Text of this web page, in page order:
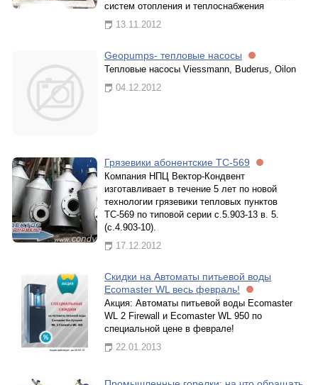
систем отопления и теплоснабжения
13.11.2012
Geopumps- тепловые насосы
Тепловые насосы Viessmann, Buderus, Oilon
04.12.2012
Грязевики абонентские ТС-569
Компания НПЦ Вектор-Кондвент
изготавливает в течение 5 лет по новой
технологии грязевики тепловых пунктов
ТС-569 по типовой серии с.5.903-13 в. 5.
(с.4.903-10).
17.12.2012
Скидки на Автоматы питьевой воды
Ecomaster WL весь февраль!
Акция: Автоматы питьевой воды Ecomaster
WL 2 Firewall и Ecomaster WL 950 по
специальной цене в феврале!
22.01.2013